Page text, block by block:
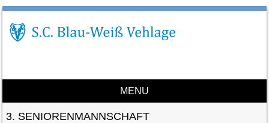
MENU
3. SENIORENMANNSCHAFT